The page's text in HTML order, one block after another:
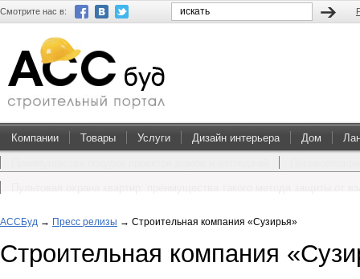
Смотрите нас в:
Компании Товары Услуги Дизайн интерьера Дом
АССБуд → Пресс релизы → Строительная компания «Сузирья»
Строительная компания